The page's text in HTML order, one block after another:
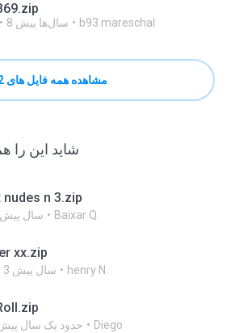
8 سال‌ها پیش b93.mareschal
مشاهده همه فایل های 112
شاید این را
nudes n 3.zip
8 سال پیش Baixar Q.
xx.zip
3 سال پیش henry N.
حدود یک سال Diego